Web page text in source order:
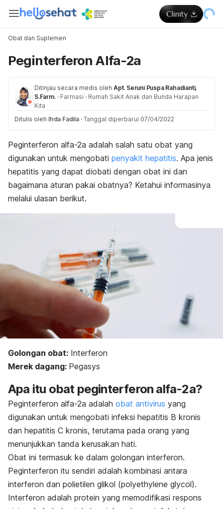
Obat dan Suplemen
Peginterferon Alfa-2a
Ditinjau secara medis oleh Apt. Seruni Puspa Rahadianti,
S.Farm. · Farmasi · Rumah Sakit Anak dan Bunda Harapan
Kita
Ditulis oleh Ihda Fadila · Tanggal diperbarui 07/04/2022
Peginterferon alfa-2a adalah salah satu obat yang
digunakan untuk mengobati penyakit hepatitis. Apa jenis
hepatitis yang dapat diobati dengan obat ini dan
bagaimana aturan pakai obatnya? Ketahui informasinya
melalui ulasan berikut.
Golongan obat: Interferon
Merek dagang: Pegasys
Apa itu obat peginterferon alfa-2a?
Peginterferon alfa-2a adalah obat antivirus yang
digunakan untuk mengobati infeksi hepatitis B kronis
dan hepatitis C kronis, terutama pada orang yang
menunjukkan tanda kerusakan hati.
Obat ini termasuk ke dalam golongan interferon.
Peginterferon itu sendiri adalah kombinasi antara
interferon dan polietilen glikol (polyethylene glycol).
Interferon adalah protein yang memodifikasi respons